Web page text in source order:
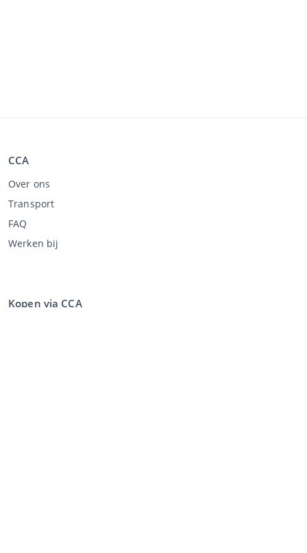
CCA
Over ons
Transport
FAQ
Werken bij
Kopen via CCA